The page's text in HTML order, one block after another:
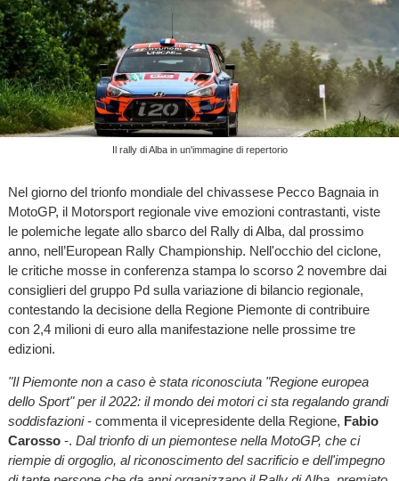
Il rally di Alba in un'immagine di repertorio
Nel giorno del trionfo mondiale del chivassese Pecco Bagnaia in
MotoGP, il Motorsport regionale vive emozioni contrastanti, viste
le polemiche legate allo sbarco del Rally di Alba, dal prossimo
anno, nell’European Rally Championship. Nell'occhio del ciclone,
le critiche mosse in conferenza stampa lo scorso 2 novembre dai
consiglieri del gruppo Pd sulla variazione di bilancio regionale,
contestando la decisione della Regione Piemonte di contribuire
con 2,4 milioni di euro alla manifestazione nelle prossime tre
edizioni.
"Il Piemonte non a caso è stata riconosciuta "Regione europea
dello Sport" per il 2022: il mondo dei motori ci sta regalando grandi
soddisfazioni- commenta il vicepresidente della Regione, Fabio
Carosso-. Dal trionfo di un piemontese nella MotoGP, che ci
riempie di orgoglio, al riconoscimento del sacrificio e dell'impegno